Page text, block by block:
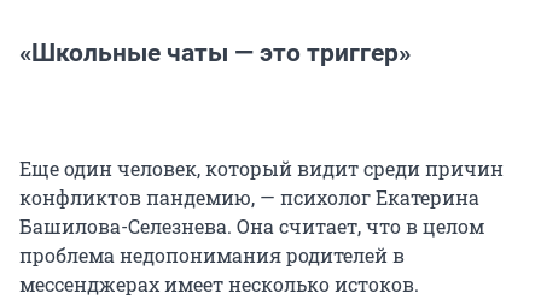
«Школьные чаты — это триггер»
Еще один человек, который видит среди причин
конфликтов пандемию, — психолог Екатерина
Башилова-Селезнева. Она считает, что в целом
проблема недопонимания родителей в
мессенджерах имеет несколько истоков.